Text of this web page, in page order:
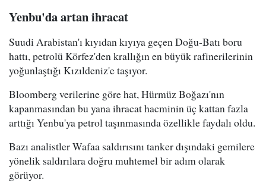
Yenbu'da artan ihracat
Suudi Arabistan'ı kıyıdan kıyıya geçen Doğu-Batı boru
hattı, petrolü Körfez'den krallığın en büyük rafinerilerinin
yoğunlaştığı Kızıldeniz'e taşıyor.
Bloomberg verilerine göre hat, Hürmüz Boğazı'nın
kapanmasından bu yana ihracat hacminin üç kattan fazla
arttığı Yenbu'ya petrol taşınmasında özellikle faydalı oldu.
Bazı analistler Wafaa saldırısını tanker dışındaki gemilere
yönelik saldırılara doğru muhtemel bir adım olarak
görüyor.